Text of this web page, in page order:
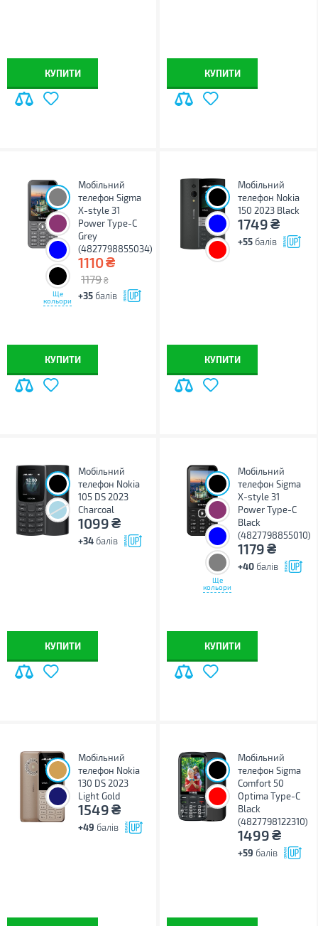
КУПИТИ КУПИТИ
Ще
кольори
Мобільний
телефон Sigma
X-style 31
Power Type-C
Grey
(4827798855034)
1110₴
1179 ₴
+35 балів
КУПИТИ
Мобільний
телефон Nokia
150 2023 Black
1749₴
+55 балів
КУПИТИ
Мобільний
телефон Nokia
105 DS 2023
Charcoal
1099₴
+34 балів
КУПИТИ
Ще
кольори
Мобільний
телефон Sigma
X-style 31
Power Type-C
Black
(4827798855010)
1179₴
+40 балів
КУПИТИ
Мобільний
телефон Nokia
130 DS 2023
Light Gold
1549₴
+49 балів
Мобільний
телефон Sigma
Comfort 50
Optima Type-C
Black
(4827798122310)
1499₴
+59 балів